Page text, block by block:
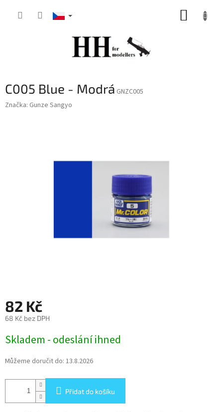
C005 Blue - Modrá GNZC005
Značka: Gunze Sangyo
82 Kč
68 Kč bez DPH
cena:
Skladem - odeslání ihned
Můžeme doručit do: 13.8.2026
Přidat do košíku